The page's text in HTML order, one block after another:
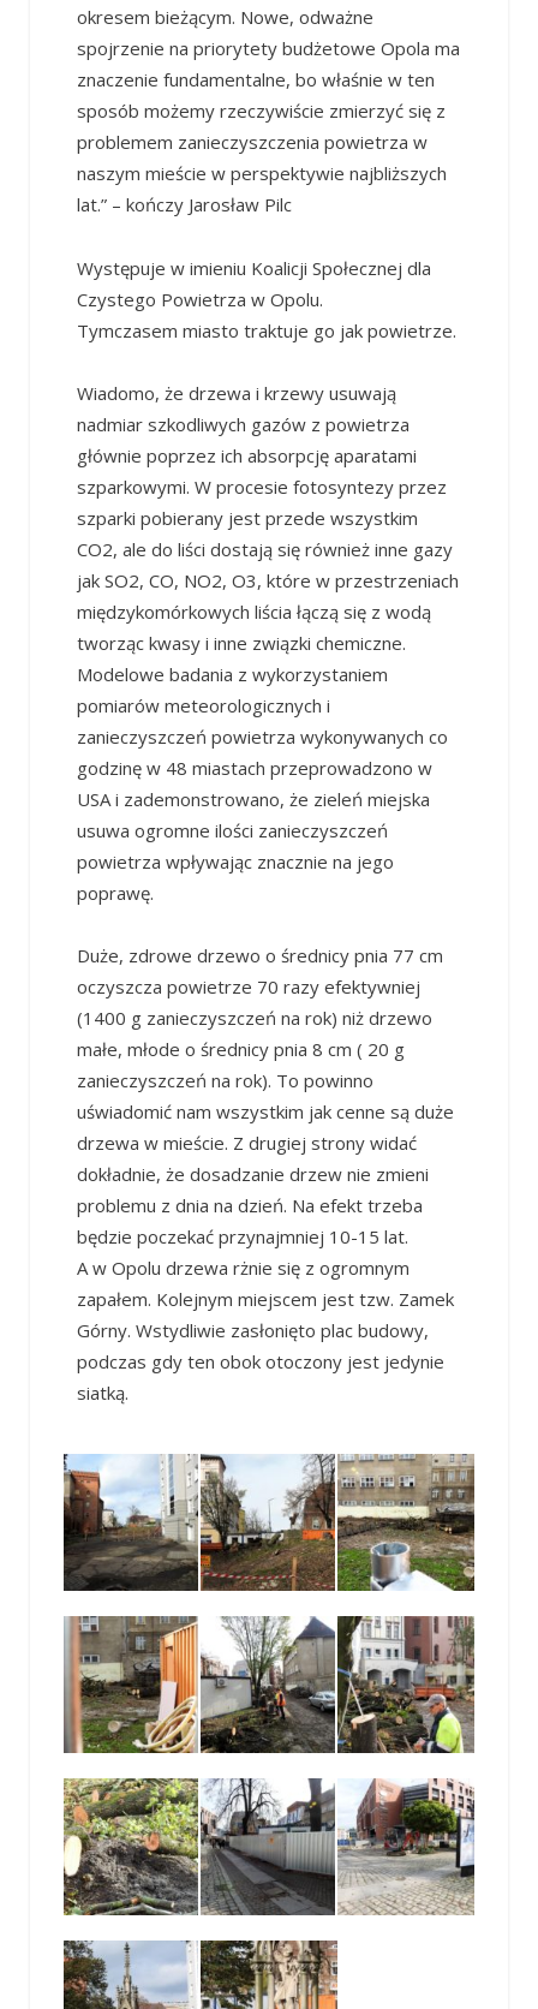
okresem bieżącym. Nowe, odważne
spojrzenie na priorytety budżetowe Opola ma
znaczenie fundamentalne, bo właśnie w ten
sposób możemy rzeczywiście zmierzyć się z
problemem zanieczyszczenia powietrza w
naszym mieście w perspektywie najbliższych
lat.” – kończy Jarosław Pilc
Występuje w imieniu Koalicji Społecznej dla
Czystego Powietrza w Opolu.
Tymczasem miasto traktuje go jak powietrze.
Wiadomo, że drzewa i krzewy usuwają
nadmiar szkodliwych gazów z powietrza
głównie poprzez ich absorpcję aparatami
szparkowymi. W procesie fotosyntezy przez
szparki pobierany jest przede wszystkim
CO2, ale do liści dostają się również inne gazy
jak SO2, CO, NO2, O3, które w przestrzeniach
międzykomórkowych liścia łączą się z wodą
tworząc kwasy i inne związki chemiczne.
Modelowe badania z wykorzystaniem
pomiarów meteorologicznych i
zanieczyszczeń powietrza wykonywanych co
godzinę w 48 miastach przeprowadzono w
USA i zademonstrowano, że zieleń miejska
usuwa ogromne ilości zanieczyszczeń
powietrza wpływając znacznie na jego
poprawę.
Duże, zdrowe drzewo o średnicy pnia 77 cm
oczyszcza powietrze 70 razy efektywniej
(1400 g zanieczyszczeń na rok) niż drzewo
małe, młode o średnicy pnia 8 cm ( 20 g
zanieczyszczeń na rok). To powinno
uświadomić nam wszystkim jak cenne są duże
drzewa w mieście. Z drugiej strony widać
dokładnie, że dosadzanie drzew nie zmieni
problemu z dnia na dzień. Na efekt trzeba
będzie poczekać przynajmniej 10-15 lat.
A w Opolu drzewa rżnie się z ogromnym
zapałem. Kolejnym miejscem jest tzw. Zamek
Górny. Wstydliwie zasłonięto plac budowy,
podczas gdy ten obok otoczony jest jedynie
siatką.